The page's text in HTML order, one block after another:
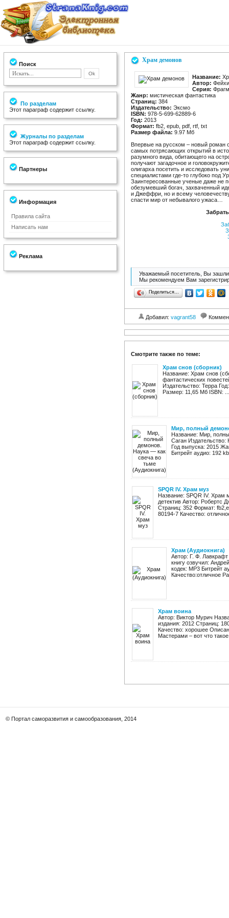
Поиск
По разделам
Этот параграф содержит ссылку.
Журналы по разделам
Этот параграф содержит ссылку.
Партнеры
Информация
Правила сайта
Написать нам
Реклама
Храм демонов
Название:
Автор:
Серия:
Жанр: мистическая фантастика
Страниц: 384
Издательство: Эксмо
ISBN: 978-5-699-62889-6
Год: 2013
Формат: fb2, epub, pdf, rtf, txt
Размер файла: 9.97 Мб
Впервые на русском – новый роман
самых потрясающих открытий в
разумного вида, обитающего на
получают загадочное и
олигарха посетить и исследовать
специалистами где-то глубоко под
Заинтересованные ученые даже не
обезумевший богач, захваченный
и Джеффри, но и всему
спасти мир от небывалого ужаса…
Уважаемый посетитель, Вы зашли
Мы рекомендуем Вам
Поделиться…
Добавил: vagrant58
Смотрите также по теме:
Храм снов (сборник)
Название: Храм снов
фантастических
Издательство: Терра
Размер: 11,65 Мб ISBN: ...
Мир, полный
Название: Мир,
Саган Издательство:
Год выпуска: 2015
Битрейт аудио: 192
SPQR IV. Храм муз
Название: SPQR IV. Храм
детектив Автор: Робертс
Страниц: 352 Формат:
80194-7 Качество:
Храм (Аудиокнига)
Автор: Г. Ф.
книгу озвучил:
кодек: MP3 Битрейт
Качество:отличное
Храм воина
Автор: Виктор Мурич
издания: 2012 Страниц:
Качество: хорошее
Мастерами – вот что
© Портал саморазвития и самообразования, 2014